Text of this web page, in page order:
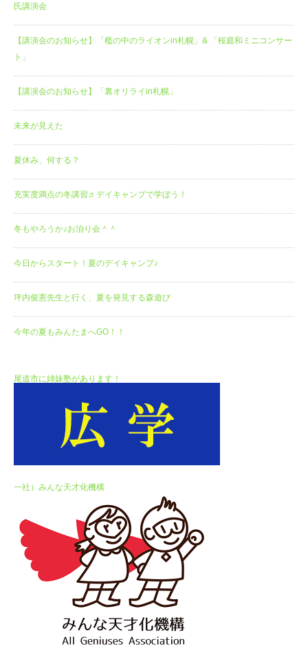
氏講演会
【講演会のお知らせ】「檻の中のライオンin札幌」& 「桜庭和ミニコンサー
ト」
【講演会のお知らせ】「裏オリライin札幌」
未来が見えた
夏休み、何する？
充実度満点の冬講習♬デイキャンプで学ぼう！
冬もやろうか♪お泊り会＾＾
今日からスタート！夏のデイキャンプ♪
坪内俊憲先生と行く、夏を発見する森遊び
今年の夏もみんたまへGO！！
尾道市に姉妹塾があります！
一社）みんな天才化機構